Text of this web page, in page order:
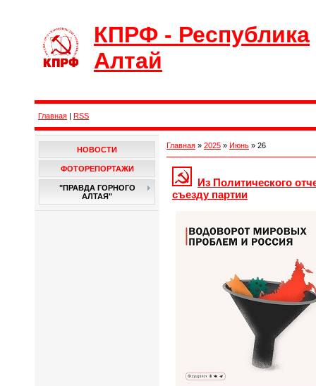
КПРФ - Республика
Алтай
Главная | RSS
НОВОСТИ
ФОТОРЕПОРТАЖИ
"ПРАВДА ГОРНОГО
АЛТАЯ"
Главная » 2025 » Июнь » 26
Из Политического
съезду партии